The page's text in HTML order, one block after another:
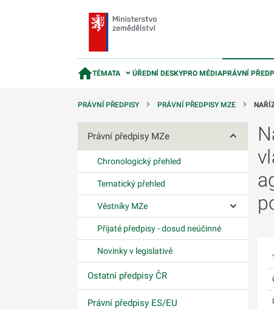
TÉMATA ÚŘEDNÍ DESKYPRO MÉDIAPRÁVNÍ
PRÁVNÍ PŘEDPISY PRÁVNÍ PŘEDPISY MZE
Právní předpisy MZe Ovládání
Chronologický přehled
Tematický přehled
Věstníky MZe
Ovládání
Přijaté předpisy - dosud neúčinné
Novinky v legislativě
Ostatní předpisy ČR
Právní předpisy ES/EU